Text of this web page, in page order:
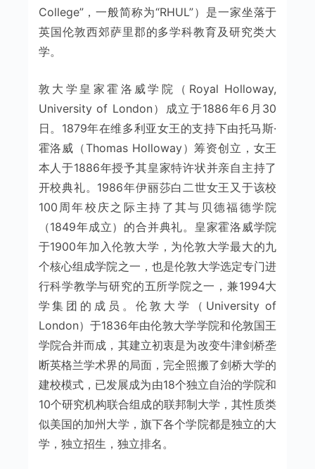
College”，一般简称为“RHUL”）是一家坐落于
英国伦敦西郊萨里郡的多学科教育及研究类大
学。
敦大学皇家霍洛威学院（Royal Holloway,
University of London）成立于1886年6月30
日。1879年在维多利亚女王的支持下由托马斯·
霍洛威（Thomas Holloway）筹资创立，女王
本人于1886年授予其皇家特许状并亲自主持了
开校典礼。1986年伊丽莎白二世女王又于该校
100周年校庆之际主持了其与贝德福德学院
（1849年成立）的合并典礼。皇家霍洛威学院
于1900年加入伦敦大学，为伦敦大学最大的九
个核心组成学院之一，也是伦敦大学选定专门进
行科学教学与研究的五所学院之一，兼1994大
学集团的成员。伦敦大学（University of
London）于1836年由伦敦大学学院和伦敦国王
学院合并而成，其建立初衷是为改变牛津剑桥垄
断英格兰学术界的局面，完全照搬了剑桥大学的
建校模式，已发展成为由18个独立自治的学院和
10个研究机构联合组成的联邦制大学，其性质类
似美国的加州大学，旗下各个学院都是独立的大
学，独立招生，独立排名。